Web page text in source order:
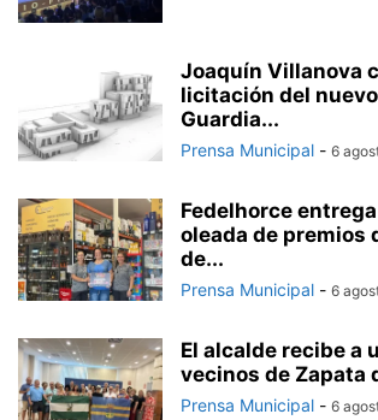
Joaquín Villanova
licitación del
Guardia...
Prensa Municipal - 6
Fedelhorce
oleada de premios
de...
Prensa Municipal - 6
El alcalde recibe a
vecinos de Zapata
Prensa Municipal - 6